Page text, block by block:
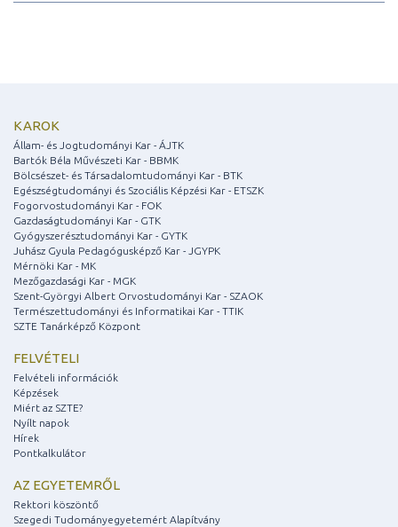
KAROK
Állam- és Jogtudományi Kar - ÁJTK
Bartók Béla Művészeti Kar - BBMK
Bölcsészet- és Társadalomtudományi Kar - BTK
Egészségtudományi és Szociális Képzési Kar - ETSZK
Fogorvostudományi Kar - FOK
Gazdaságtudományi Kar - GTK
Gyógyszerésztudományi Kar - GYTK
Juhász Gyula Pedagógusképző Kar - JGYPK
Mérnöki Kar - MK
Mezőgazdasági Kar - MGK
Szent-Györgyi Albert Orvostudományi Kar - SZAOK
Természettudományi és Informatikai Kar - TTIK
SZTE Tanárképző Központ
FELVÉTELI
Felvételi információk
Képzések
Miért az SZTE?
Nyílt napok
Hírek
Pontkalkulátor
AZ EGYETEMRŐL
Rektori köszöntő
Szegedi Tudományegyetemért Alapítvány